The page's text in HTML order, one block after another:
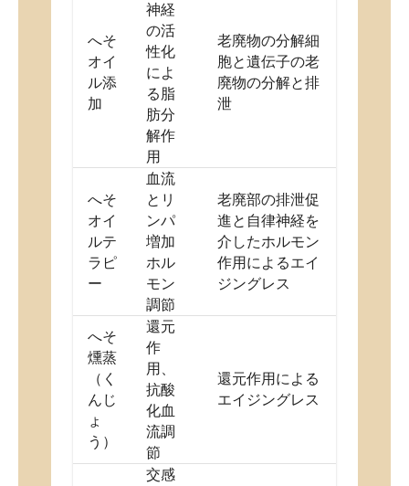
へそ
オイ
ル添
加
神経
の活
性化
によ
る脂
肪分
解作
用
老廃物の分解細
胞と遺伝子の老
廃物の分解と排
泄
へそ
オイ
ルテ
ラピ
ー
血流
とリ
ンパ
増加
ホル
モン
調節
老廃部の排泄促
進と自律神経を
介したホルモン
作用によるエイ
ジングレス
へそ
燻蒸
（く
んじ
ょ
う）
還元
作
用、
抗酸
化血
流調
節
還元作用による
エイジングレス
交感